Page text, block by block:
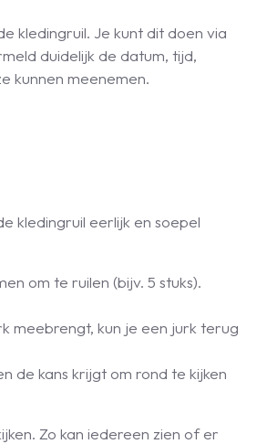
kledingruil. Je kunt dit doen via
duidelijk de datum, tijd,
kunnen meenemen.
kledingruil eerlijk en soepel
om te ruilen (bijv. 5 stuks).
meebrengt, kun je een jurk terug
de kans krijgt om rond te kijken
Zo kan iedereen zien of er